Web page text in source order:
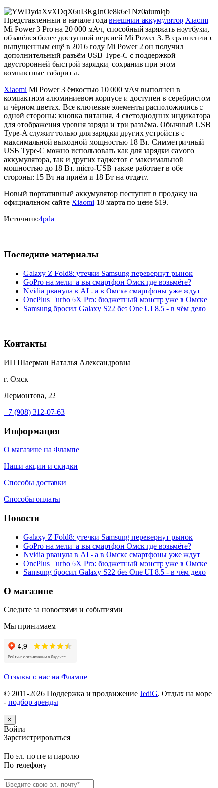
Представленный в начале года внешний аккумулятор Xiaomi
Mi Power 3 Pro на 20 000 мАч, способный заряжать ноутбуки,
обзавёлся более доступной версией Mi Power 3. В сравнении с
выпущенным ещё в 2016 году Mi Power 2 он получил
дополнительный разъём USB Type-C с поддержкой
двусторонней быстрой зарядки, сохранив при этом
компактные габариты.
Xiaomi Mi Power 3 ёмкостью 10 000 мАч выполнен в
компактном алюминиевом корпусе и доступен в серебристом
и чёрном цветах. Все ключевые элементы расположились с
одной стороны: кнопка питания, 4 светодиодных индикатора
для отображения уровня заряда и три разъёма. Обычный USB
Type-A служит только для зарядки других устройств с
максимальной выходной мощностью 18 Вт. Симметричный
USB Type-C можно использовать как для зарядки самого
аккумулятора, так и других гаджетов с максимальной
мощностью до 18 Вт. micro-USB также работает в обе
стороны: 15 Вт на приём и 18 Вт на отдачу.
Новый портативный аккумулятор поступит в продажу на
официальном сайте Xiaomi 18 марта по цене $19.
Источник:4pda
Последние материалы
Galaxy Z Fold8: утечки Samsung перевернут рынок
GoPro на мели: а вы смартфон Омск где возьмёте?
Nvidia рванула в AI - а в Омске смартфоны уже ждут
OnePlus Turbo 6X Pro: бюджетный монстр уже в Омске
Samsung бросил Galaxy S22 без One UI 8.5 - в чём дело
Контакты
ИП Шаерман Наталья Александровна
г. Омск
Лермонтова, 22
+7 (908) 312-07-63
Информация
О магазине на Флампе
Наши акции и скидки
Способы доставки
Способы оплаты
Новости
Galaxy Z Fold8: утечки Samsung перевернут рынок
GoPro на мели: а вы смартфон Омск где возьмёте?
Nvidia рванула в AI - а в Омске смартфоны уже ждут
OnePlus Turbo 6X Pro: бюджетный монстр уже в Омске
Samsung бросил Galaxy S22 без One UI 8.5 - в чём дело
О магазине
Следите за новостями и событиями
Мы принимаем
Отзывы о нас на Флампе
© 2011-2026 Поддержка и продвижение JediG. Отдых на море
- подбор аренды
×
Войти
Зарегистрироваться
По эл. почте и паролю
По телефону